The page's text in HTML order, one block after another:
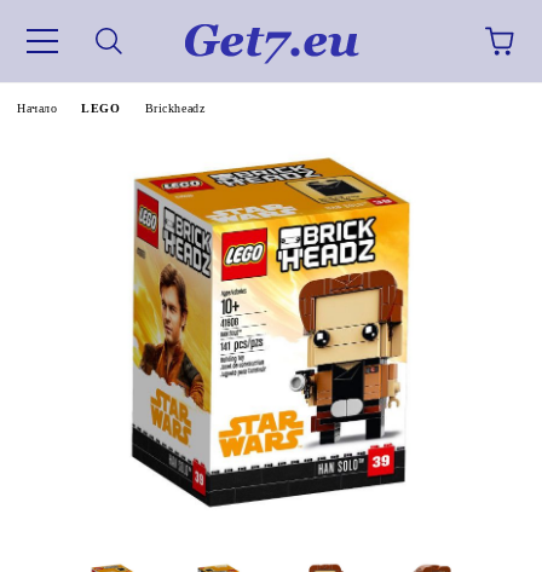
Начало LEGO Brickheadz